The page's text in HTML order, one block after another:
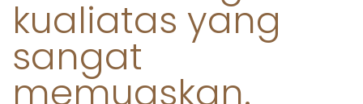
kualiatas yang
sangat
memuaskan.